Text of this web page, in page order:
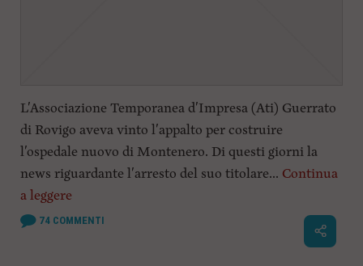
L'Associazione Temporanea d'Impresa (Ati) Guerrato
di Rovigo aveva vinto l'appalto per costruire
l'ospedale nuovo di Montenero. Di questi giorni la
news riguardante l'arresto del suo titolare... Continua
a leggere
74COMMENTI